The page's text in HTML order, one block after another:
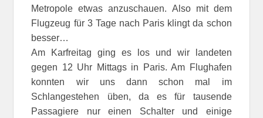
Metropole etwas anzuschauen. Also mit dem
Flugzeug für 3 Tage nach Paris klingt da schon
besser…
Am Karfreitag ging es los und wir landeten
gegen 12 Uhr Mittags in Paris. Am Flughafen
konnten wir uns dann schon mal im
Schlangestehen üben, da es für tausende
Passagiere nur einen Schalter und einige